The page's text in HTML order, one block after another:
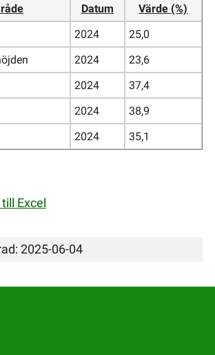
Datum
Värde (%)
2024
25,0
2024
23,6
2024
37,4
2024
38,9
2024 35,1
Excel
2025-06-04